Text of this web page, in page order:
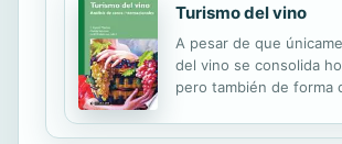
Turismo del vino
A pesar de que
del vino se consolida
pero también de forma